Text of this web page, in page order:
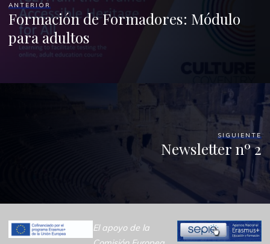
ANTERIOR
Formación de Formadores: Módulo
para adultos
SIGUIENTE
Newsletter nº 2
El apoyo de la